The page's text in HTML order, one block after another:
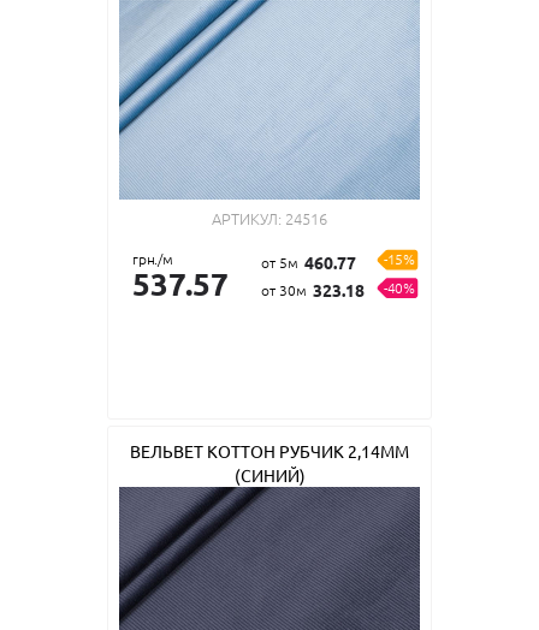
АРТИКУЛ: 24516
грн./м
537.57
от 5м 460.77
-15%
от 30м 323.18 -40%
ВЕЛЬВЕТ КОТТОН РУБЧИК 2,14ММ
(СИНИЙ)